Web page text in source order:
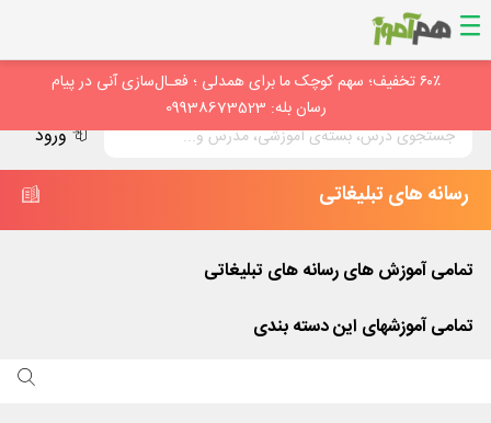
ورود
۶۰٪ تخفیف؛ سهم کوچک ما برای همدلی ؛ فعـال‌سازی آنی در پیام
رسان بله: 09938673523
رسانه های تبلیغاتی
تمامی آموزش هایرسانه های تبلیغاتی
تمامی آموزشهای این دسته بندی